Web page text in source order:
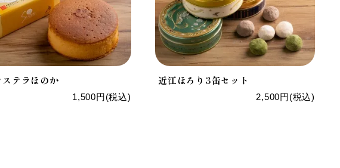
テラほのか
1,500円(税込)
近江ほろり3缶セット
2,500円(税込)